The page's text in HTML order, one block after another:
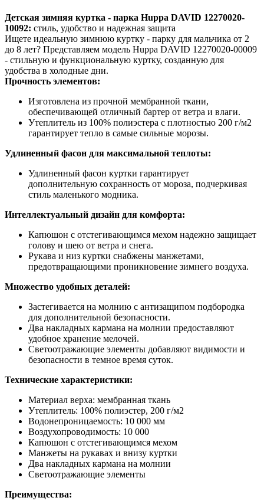
Детская зимняя куртка - парка Huppa DAVID 12270020-
10092: стиль, удобство и надежная защита
Ищете идеальную зимнюю куртку - парку для мальчика от 2
до 8 лет? Представляем модель Huppa DAVID 12270020-00009
- стильную и функциональную куртку, созданную для
удобства в холодные дни.
Прочность элементов:
Изготовлена из прочной мембранной ткани,
обеспечивающей отличный бартер от ветра и влаги.
Утеплитель из 100% полиэстера с плотностью 200 г/м2
гарантирует тепло в самые сильные морозы.
Удлиненный фасон для максимальной теплоты:
Удлиненный фасон куртки гарантирует
дополнительную сохранность от мороза, подчеркивая
стиль маленького модника.
Интеллектуальный дизайн для комфорта:
Капюшон с отстегивающимся мехом надежно защищает
голову и шею от ветра и снега.
Рукава и низ куртки снабжены манжетами,
предотвращающими проникновение зимнего воздуха.
Множество удобных деталей:
Застегивается на молнию с антизащипом подбородка
для дополнительной безопасности.
Два накладных кармана на молнии предоставляют
удобное хранение мелочей.
Светоотражающие элементы добавляют видимости и
безопасности в темное время суток.
Технические характеристики:
Материал верха: мембранная ткань
Утеплитель: 100% полиэстер, 200 г/м2
Водонепроницаемость: 10 000 мм
Воздухопроводимость: 10 000
Капюшон с отстегивающимся мехом
Манжеты на рукавах и внизу куртки
Два накладных кармана на молнии
Светоотражающие элементы
Преимущества: